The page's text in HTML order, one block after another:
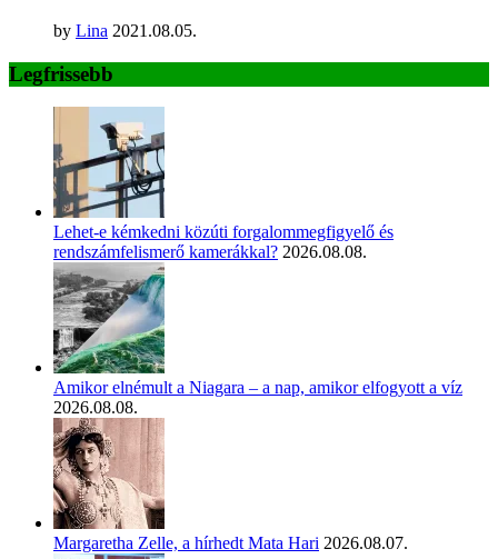
by Lina 2021.08.05.
Legfrissebb
Lehet-e kémkedni közúti forgalommegfigyelő és
rendszámfelismerő kamerákkal? 2026.08.08.
Amikor elnémult a Niagara – a nap, amikor elfogyott a víz
2026.08.08.
Margaretha Zelle, a hírhedt Mata Hari 2026.08.07.